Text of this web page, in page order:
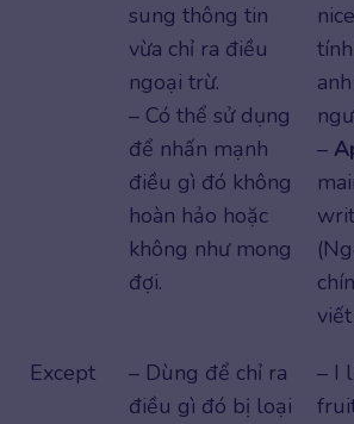
sung thông tin
vừa chỉ ra điều
ngoại trừ.
– Có thể sử dụng
để nhấn mạnh
điều gì đó không
hoàn hảo hoặc
không như mong
đợi.
–
Except
– Dùng để chỉ ra
điều gì đó bị loại
– I